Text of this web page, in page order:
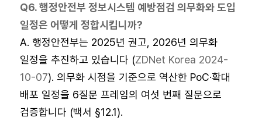
Q6. 행정안전부 정보시스템 예방점검 의무화와 도입
일정은 어떻게 정합시킵니까?
A. 행정안전부는 2025년 권고, 2026년 의무화
일정을 추진하고 있습니다 (ZDNet Korea 2024-
10-07). 의무화 시점을 기준으로 역산한 PoC·확대
배포 일정을 6질문 프레임의 여섯 번째 질문으로
검증합니다 (백서 §12.1).